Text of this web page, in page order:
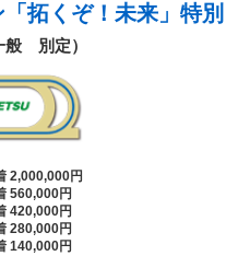
拓くぞ！未来」特別
般 別定）
2,000,000円
560,000円
420,000円
280,000円
140,000円